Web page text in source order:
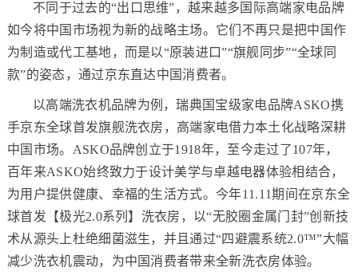
不同于过去的“出口思维”，越来越多国际高端家电品牌
如今将中国市场视为新的战略主场。它们不再只是把中国作
为制造或代工基地，而是以“原装进口”“旗舰同步”“全球同
款”的姿态，通过京东直达中国消费者。
以高端洗衣机品牌为例，瑞典国宝级家电品牌ASKO携
手京东全球首发旗舰洗衣房，高端家电借力本土化战略深耕
中国市场。ASKO品牌创立于1918年，至今走过了107年，
百年来ASKO始终致力于设计美学与卓越电器体验相结合，
为用户提供健康、幸福的生活方式。今年11.11期间在京东全
球首发【极光2.0系列】洗衣房，以“无胶圈金属门封”创新技
术从源头上杜绝细菌滋生，并且通过“四避震系统2.0™”大幅
减少洗衣机震动，为中国消费者带来全新洗衣房体验。